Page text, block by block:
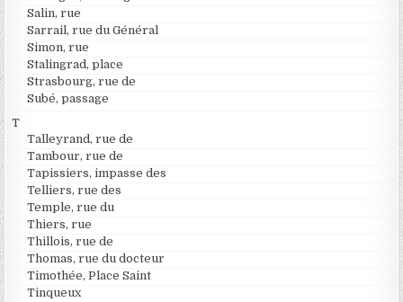
Salin, rue
Sarrail, rue du Général
Simon, rue
Stalingrad, place
Strasbourg, rue de
Subé, passage
T
Talleyrand, rue de
Tambour, rue de
Tapissiers, impasse des
Telliers, rue des
Temple, rue du
Thiers, rue
Thillois, rue de
Thomas, rue du docteur
Timothée, Place Saint
Tinqueux